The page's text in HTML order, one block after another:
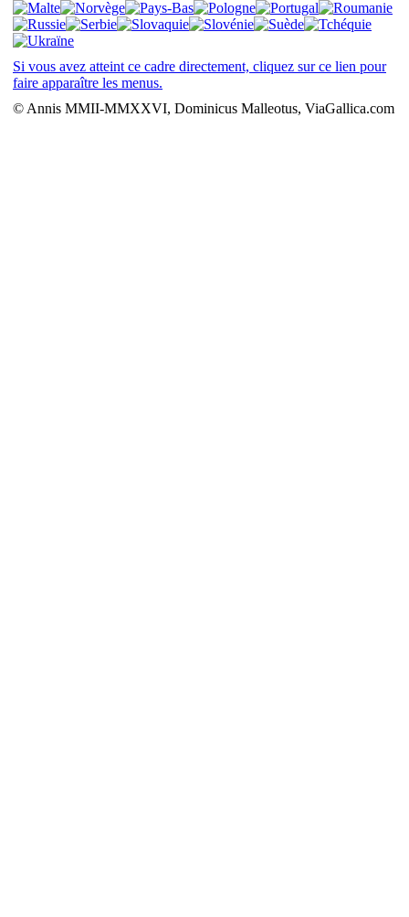
Si vous avez atteint ce cadre directement, cliquez sur ce lien pour
faire apparaître les menus.
© Annis MMII-MMXXVI, Dominicus Malleotus, ViaGallica.com